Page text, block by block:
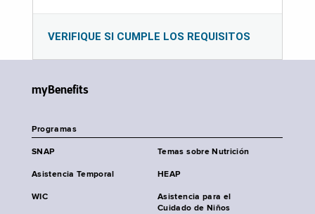
VERIFIQUE SI CUMPLE LOS REQUISITOS
myBenefits
Programas
SNAP Temas sobre Nutrición
Asistencia Temporal HEAP
WIC
Asistencia para el
Cuidado de Niños